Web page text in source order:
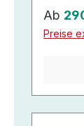
Ab
Preise